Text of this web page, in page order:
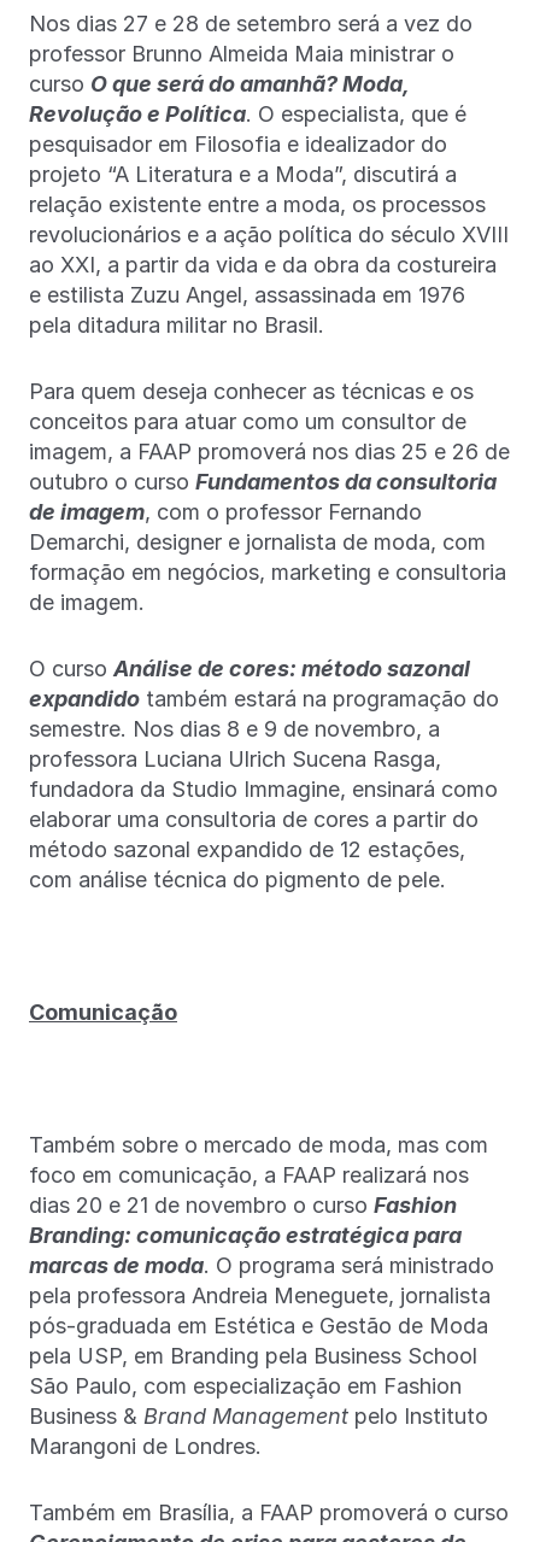
Nos dias 27 e 28 de setembro será a vez do
professor Brunno Almeida Maia ministrar o
curso O que será do amanhã? Moda,
Revolução e Política. O especialista, que é
pesquisador em Filosofia e idealizador do
projeto “A Literatura e a Moda”, discutirá a
relação existente entre a moda, os processos
revolucionários e a ação política do século XVIII
ao XXI, a partir da vida e da obra da costureira
e estilista Zuzu Angel, assassinada em 1976
pela ditadura militar no Brasil.
Para quem deseja conhecer as técnicas e os
conceitos para atuar como um consultor de
imagem, a FAAP promoverá nos dias 25 e 26 de
outubro o curso Fundamentos da consultoria
de imagem, com o professor Fernando
Demarchi, designer e jornalista de moda, com
formação em negócios, marketing e consultoria
de imagem.
O curso Análise de cores: método sazonal
expandido também estará na programação do
semestre. Nos dias 8 e 9 de novembro, a
professora Luciana Ulrich Sucena Rasga,
fundadora da Studio Immagine, ensinará como
elaborar uma consultoria de cores a partir do
método sazonal expandido de 12 estações,
com análise técnica do pigmento de pele.
Comunicação
Também sobre o mercado de moda, mas com
foco em comunicação, a FAAP realizará nos
dias 20 e 21 de novembro o curso Fashion
Branding: comunicação estratégica para
marcas de moda. O programa será ministrado
pela professora Andreia Meneguete, jornalista
pós-graduada em Estética e Gestão de Moda
pela USP, em Branding pela Business School
São Paulo, com especialização em Fashion
Business & Brand Management pelo Instituto
Marangoni de Londres.
Também em Brasília, a FAAP promoverá o curso